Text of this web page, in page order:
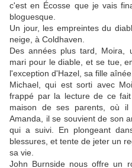
c'est en Écosse que je vais
bloguesque.
Un jour, les empreintes du
neige, à Coldhaven.
Des années plus tard, Moira,
mari pour le diable, et se tue,
l'exception d'Hazel, sa fille aînée.
Michael, qui est sorti avec
frappé par la lecture de ce
maison de ses parents, où il
Amanda, il se souvient de son
qui a suivi. En plongeant
blessures, et tente de jeter un
sa vie.
John Burnside nous offre un